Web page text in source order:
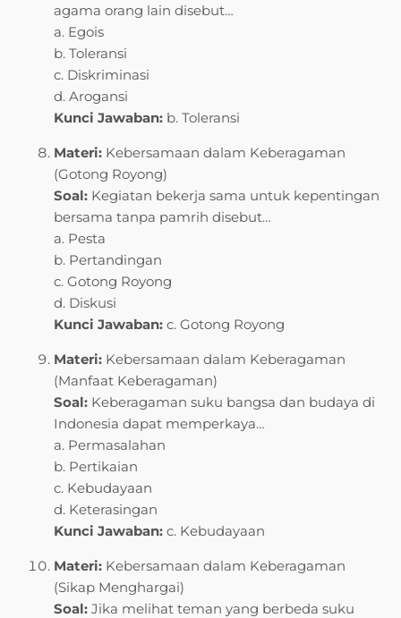
agama orang lain disebut…
a. Egois
b. Toleransi
c. Diskriminasi
d. Arogansi
Kunci Jawaban: b. Toleransi
Materi: Kebersamaan dalam Keberagaman
(Gotong Royong)
Soal: Kegiatan bekerja sama untuk kepentingan
bersama tanpa pamrih disebut…
a. Pesta
b. Pertandingan
c. Gotong Royong
d. Diskusi
Kunci Jawaban: c. Gotong Royong
Materi: Kebersamaan dalam Keberagaman
(Manfaat Keberagaman)
Soal: Keberagaman suku bangsa dan budaya di
Indonesia dapat memperkaya…
a. Permasalahan
b. Pertikaian
c. Kebudayaan
d. Keterasingan
Kunci Jawaban: c. Kebudayaan
Materi: Kebersamaan dalam Keberagaman
(Sikap Menghargai)
Soal: Jika melihat teman yang berbeda suku